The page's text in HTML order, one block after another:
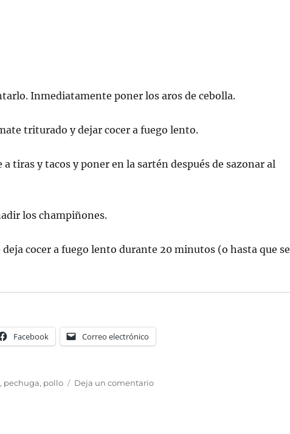
Inmediatamente poner los aros de cebolla.
triturado y dejar cocer a fuego lento.
tiras y tacos y poner en la sartén después de sazonar al
los champiñones.
cocer a fuego lento durante 20 minutos (o hasta que se
Facebook Correo electrónico
, pechuga, pollo Deja un comentario